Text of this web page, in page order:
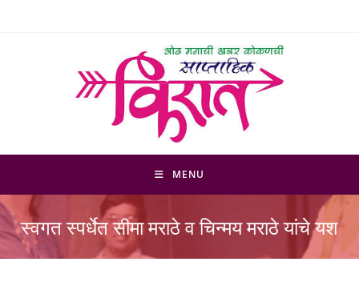
MENU
स्वगत स्पर्धेत सीमा मराठे व चिन्मय मराठे यांचे यश